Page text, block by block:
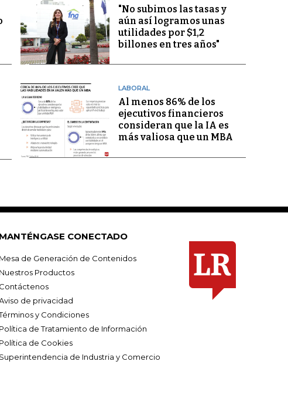
"No subimos las tasas y
aún así logramos unas
utilidades por $1,2
billones en tres años"
LABORAL
Al menos 86% de los
ejecutivos financieros
consideran que la IA es
más valiosa que un MBA
MANTÉNGASE CONECTADO
Mesa de Generación de Contenidos
Nuestros Productos
Contáctenos
de privacidad
y Condiciones
Política de Tratamiento de Información
Política de Cookies
Superintendencia de Industria y Comercio